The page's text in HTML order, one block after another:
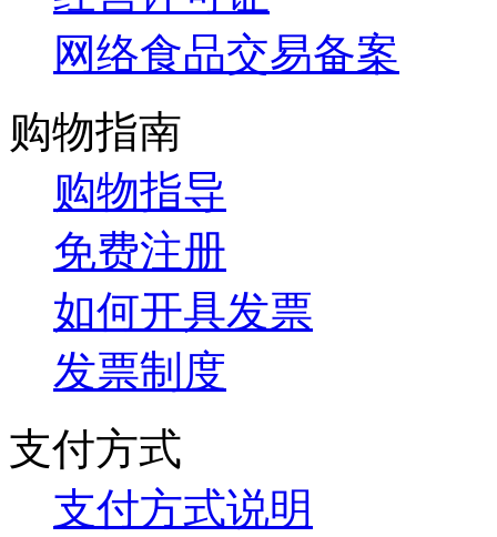
网络食品交易备案
购物指南
购物指导
免费注册
如何开具发票
发票制度
支付方式
支付方式说明